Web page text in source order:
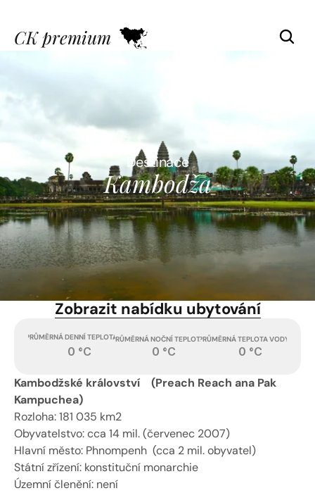
CK premium
Destinace
Kambodža
Zobrazit nabídku ubytování
PRŮMĚRNÁ DENNÍ TEPLOTA
0 °C
PRŮMĚRNÁ NOČNÍ TEPLOTA
0 °C
PRŮMĚRNÁ TEPLOTA VODY
0 °C
Kambodžské království    (Preach Reach ana Pak
Kampuchea)
Rozloha: 181 035 km2
Obyvatelstvo: cca 14 mil. (červenec 2007)
Hlavní město: Phnompenh  (cca 2 mil. obyvatel)
Státní zřízení: konstituční monarchie
Územní členění: není